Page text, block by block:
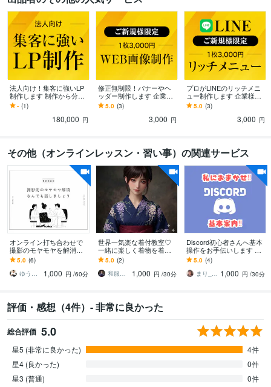
法人向け！集客に強いLP
制作します 制作から分析
改善まで一貫してお受け
いたします
- (1)
180,000 円
修正無制限！バナーやヘ
ッダー制作します 企業様
のご依頼実績多数！設置
場所に合わせてご提案
5.0 (3)
3,000 円
プロがLINEのリッチメニ
ュー制作します 企業様の
ご依頼実績多数！アカウ
ントに合わせてご提案し
5.0 (3)
3,000 円
その他（オンラインレッスン・習い事）の関連サービス
オンライン打ち合わせで
撮影のモヤモヤを解消し
ます 撮影依頼を検討中の
方や、すでに撮影依頼を
された方向け
5.0 (6)
ゆうたろう｜選ばれる顔を仕立てる専門家
1,000 円 /60分
世界一気楽な着付教室♡
一緒に楽しく着物を着ま
す もっと素敵な自分に
【着物は魔法】楽しく、
楽に、綺麗に着れる♡
5.0 (2)
和服のななこ
1,000 円 /30分
Discord初心者さんへ基本
操作をお手伝いします Dis
cordの最初の一歩を丁寧
に支えます
5.0 (4)
まり_MARI 1,000 円 /30分
評価・感想（4件）- 非常に良かった
総合評価 5.0
星5 (非常に良かった)
4件
星4 (良かった)
0件
星3 (普通)
0件